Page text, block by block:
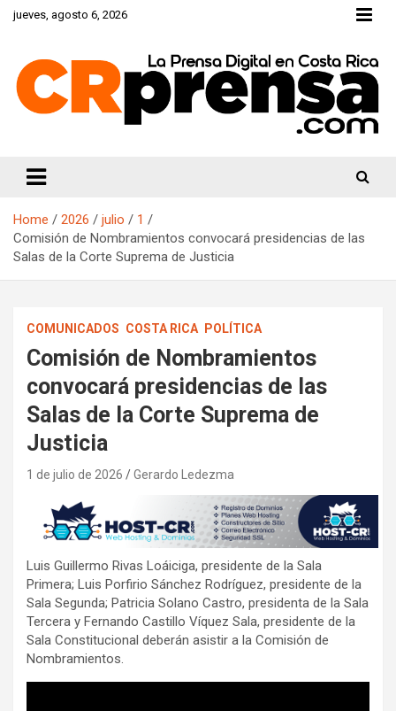
Skipjueves, agosto 6, 2026
Home 2026 julio
1
Comisión de Nombramientos convocará presidencias de las
Salas de la Corte Suprema de Justicia
COMUNICADOS COSTA RICA POLÍTICA
Comisión de Nombramientos
convocará presidencias de las
Salas de la Corte Suprema de
Justicia
1 de julio de 2026 Gerardo Ledezma
Luis Guillermo Rivas Loáiciga, presidente de la Sala
Primera; Luis Porfirio Sánchez Rodríguez, presidente de la
Sala Segunda; Patricia Solano Castro, presidenta de la Sala
Tercera y Fernando Castillo Víquez Sala, presidente de la
Sala Constitucional deberán asistir a la Comisión de
Nombramientos.